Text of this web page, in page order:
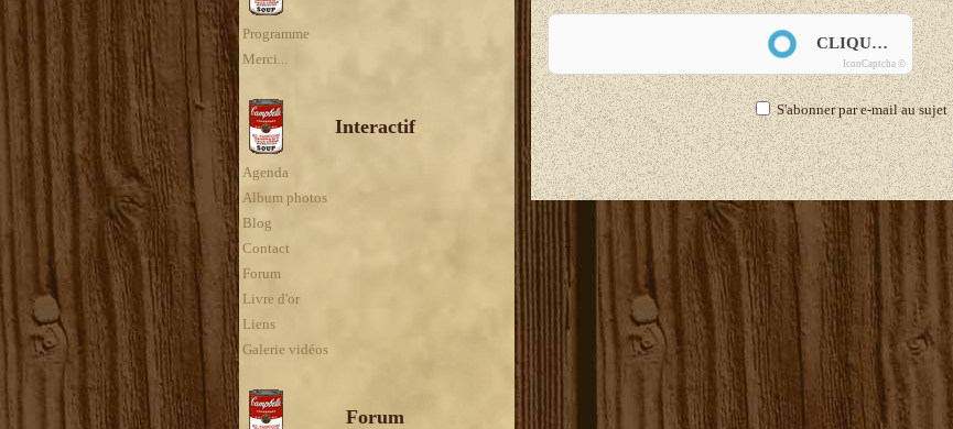
Programme
Merci...
Interactif
Agenda
Album photos
Blog
Contact
Forum
Livre d'or
Liens
Galerie vidéos
Forum
CLIQUEZ POUR VALIDER
IconCaptcha ©
S'abonner par e-mail au sujet